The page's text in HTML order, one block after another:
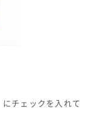
にチェックを入れて